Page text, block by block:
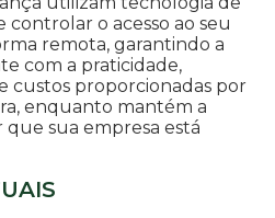
o acesso ao seu
remota, garantindo a
com a praticidade,
custos proporcionadas por
enquanto mantém a
sua empresa está